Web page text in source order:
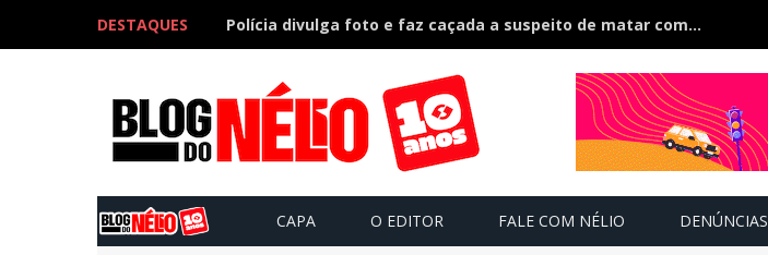
DESTAQUES Polícia divulga foto e faz caçada a suspeito de matar companheira na frente dos filhos
CAPA O EDITOR FALE COM NÉLIO DENÚNCIAS